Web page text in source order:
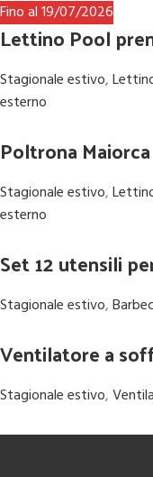
Fino al 19/07/2026
Lettino Pool
Stagionale estivo,
esterno
Poltrona Maiorca
Stagionale estivo,
esterno
Set 12 utensili
Stagionale estivo,
Ventilatore a
Stagionale estivo,